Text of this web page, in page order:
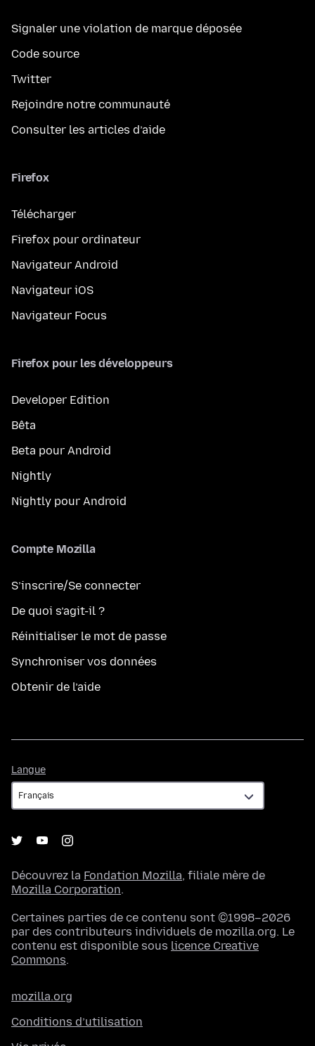
Signaler une violation de marque déposée
Code source
Twitter
Rejoindre notre communauté
Consulter les articles d’aide
Firefox
Télécharger
Firefox pour ordinateur
Navigateur Android
Navigateur iOS
Navigateur Focus
Firefox pour les développeurs
Developer Edition
Bêta
Beta pour Android
Nightly
Nightly pour Android
Compte Mozilla
S’inscrire/Se connecter
De quoi s’agit-il ?
Réinitialiser le mot de passe
Synchroniser vos données
Obtenir de l’aide
Langue
Découvrez la Fondation Mozilla, filiale mère de
Mozilla Corporation.
Certaines parties de ce contenu sont ©1998–2026
par des contributeurs individuels de mozilla.org. Le
contenu est disponible sous licence Creative
Commons.
mozilla.org
Conditions d’utilisation